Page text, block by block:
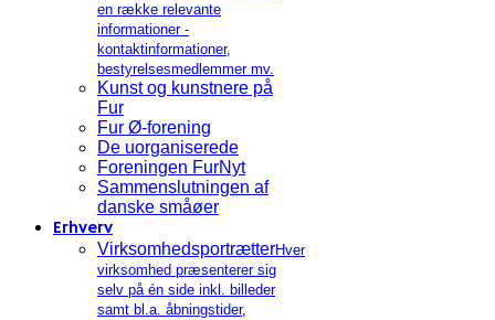
en række relevante
informationer -
kontaktinformationer,
bestyrelsesmedlemmer mv.
Kunst og kunstnere på
Fur
Fur Ø-forening
De uorganiserede
Foreningen FurNyt
Sammenslutningen af
danske småøer
Erhverv
VirksomhedsportrætterHver
virksomhed præsenterer sig
selv på én side inkl. billeder
samt bl.a. åbningstider,